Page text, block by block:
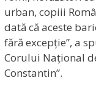
urban, copiii
dată că aceste
fără excepție”, a
Corului Național
Constantin”.